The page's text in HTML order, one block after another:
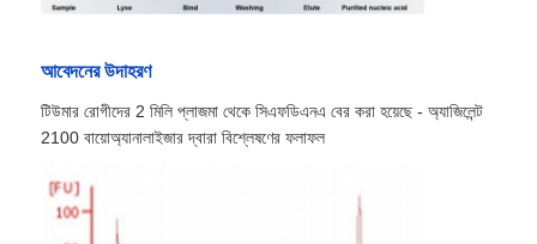
আমাদের সম্পর্কে
আবেদনের উদাহরণ
টিউমার রোগীদের 2 মিলি প্লাজমা থেকে সিএফডিএনএ বের করা হয়েছে - অ্যাজিলেন্ট
2100 বায়োঅ্যানালাইজার দ্বারা বিশ্লেষণের ফলাফল